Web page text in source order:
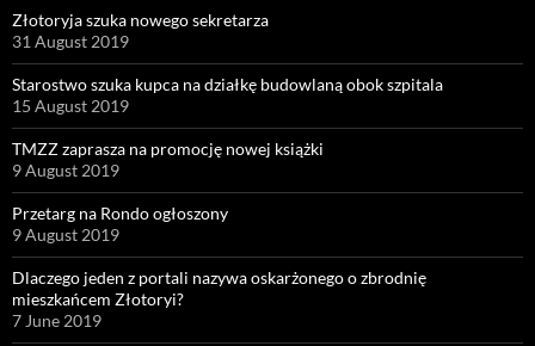
Złotoryja szuka nowego sekretarza
31 August 2019
Starostwo szuka kupca na działkę budowlaną obok szpitala
15 August 2019
TMZZ zaprasza na promocję nowej książki
9 August 2019
Przetarg na Rondo ogłoszony
9 August 2019
Dlaczego jeden z portali nazywa oskarżonego o zbrodnię
mieszkańcem Złotoryi?
7 June 2019